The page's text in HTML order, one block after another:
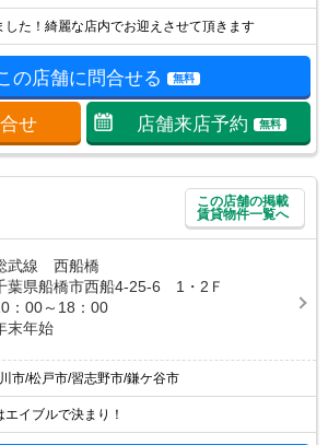
した！綺麗な店内でお迎えさせて頂きます
の店舗に問合せる 無料
せ 店舗来店予約 無料
この店舗の掲載
賃貸物件一覧へ
武線 西船橋
葉県船橋市西船4-25-6 1・2Ｆ
：00～18：00
末年始
市/松戸市/習志野市/鎌ケ谷市
イブルで決まり！